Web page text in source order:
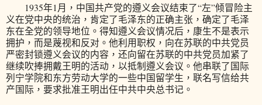
1935年1月，中国共产党的遵义会议结束了“左”倾冒险主
义在党中央的统治，肯定了毛泽东的正确主张，确定了毛泽
东在全党的领导地位。得知遵义会议情况后，康生不是表示
拥护，而是蔑视和反对。他利用职权，向在苏联的中共党员
严密封锁遵义会议的内容，还向留在苏联的中共党员加紧了
继续吹捧拥戴王明的活动，以抵制遵义会议。他串联了国际
列宁学院和东方劳动大学的一些中国留学生，联名写信给共
产国际，要求批准王明出任中共中央总书记。